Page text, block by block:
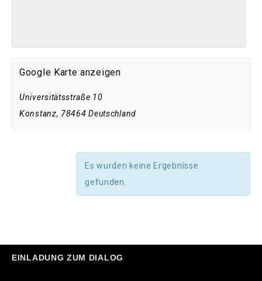
Google Karte anzeigen
Universitätsstraße 10
Konstanz, 78464 Deutschland
Es wurden keine Ergebnisse
gefunden.
EINLADUNG ZUM DIALOG